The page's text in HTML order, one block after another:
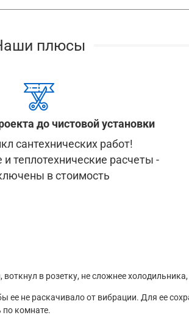
плюсы
до чистовой установки
сантехнических работ!
и теплотехнические расчеты -
в стоимость
в розетку, не сложнее
не раскачивало от вибрации. Для ее
по комнате.